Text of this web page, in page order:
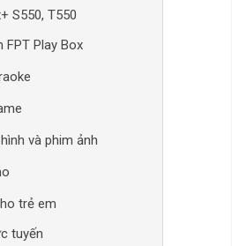
S550, T550
FPT Play Box
và phim ảnh
trẻ em
tuyến